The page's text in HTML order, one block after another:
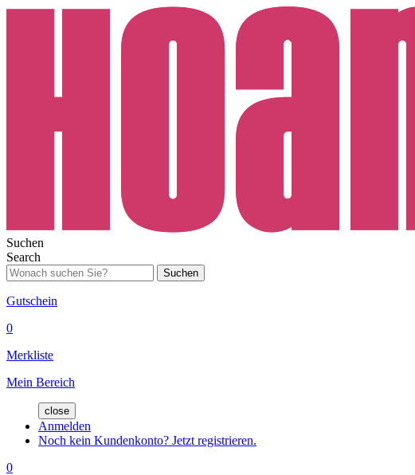
Suchen
Search
Suchen
Gutschein
0
Merkliste
Mein Bereich
close
Anmelden
Noch kein Kundenkonto? Jetzt registrieren.
0